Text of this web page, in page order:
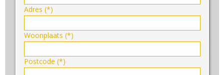
Adres (*)
Woonplaats (*)
Postcode (*)